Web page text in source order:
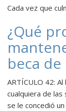
Cada vez que
¿Qué
beca
ARTÍCULO 42:
cualquiera de las
se le concedió